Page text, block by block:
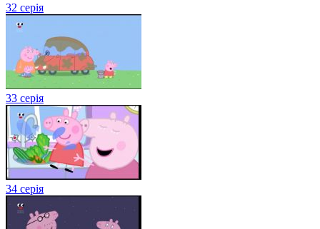
32 серія
33 серія
34 серія